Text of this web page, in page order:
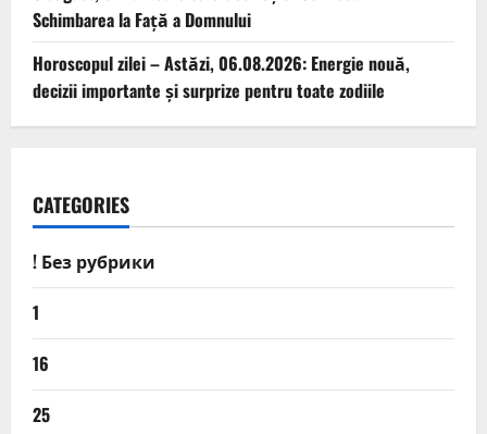
Schimbarea la Față a Domnului
Horoscopul zilei – Astăzi, 06.08.2026: Energie nouă,
decizii importante și surprize pentru toate zodiile
CATEGORIES
! Без рубрики
1
16
25